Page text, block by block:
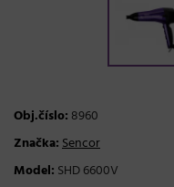
Obj.číslo: 8960
Značka:Sencor
Model: SHD 6600V